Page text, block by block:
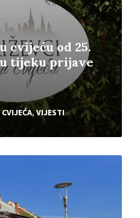
cvijeću od 25.
u tijeku prijave
,VIJESTI